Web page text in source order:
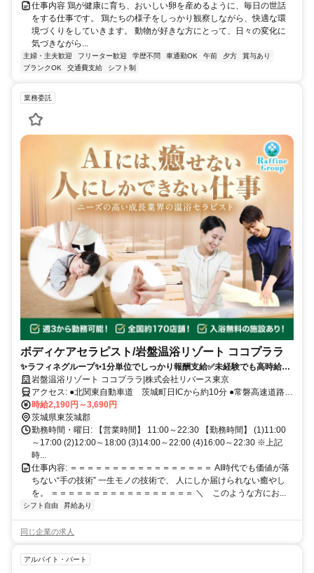
仕事内容 鶏が健康に育ち、おいしい卵を産めるように、毎日の世話
をする仕事です。 鶏たちの様子をしっかり観察しながら、快適な環
境づくりをしていきます。 動物が好きな方にとって、日々の変化に
気づきながら...
主婦・主夫歓迎 フリーター歓迎 学歴不問 車通勤OK 午前 夕方
賞与あり
ブランクOK
交通費支給 シフト制
業務委託
ボディケアセラピスト/岩盤温浴リゾート ココプララ
✨️ラフィネグループ✨1分単位でしっかり報酬支給✅未経験でも高時給✅️
新しいスタート！学び直して、手に職を。無理なく、自分のペースで働
ける◎50代活躍中！
岩盤温浴リゾート ココプララ|株式会社リバース東京
アクセス: ●北関東自動車道 茨城町日ICから約10分 ●常磐高速道路
水戸ICから約15分
時給2,190円～3,690円
茨城県東茨城郡
勤務時間・曜日: 【営業時間】 11:00～22:30 【勤務時間】 (1)11:00
～17:00 (2)12:00～18:00 (3)14:00～22:00 (4)16:00～22:30 ※上記
時...
仕事内容: ＝＝＝＝＝＝＝＝＝＝＝＝＝＝＝＝＝ AI時代でも価値が落
ちない“手の技術” 一生モノの技術で、 人にしか届けられない癒やし
を。 ＝＝＝＝＝＝＝＝＝＝＝＝＝＝＝＝＝ ＼ このような方にお...
シフト自由 昇給あり
同じ企業の求人
アルバイト・パート